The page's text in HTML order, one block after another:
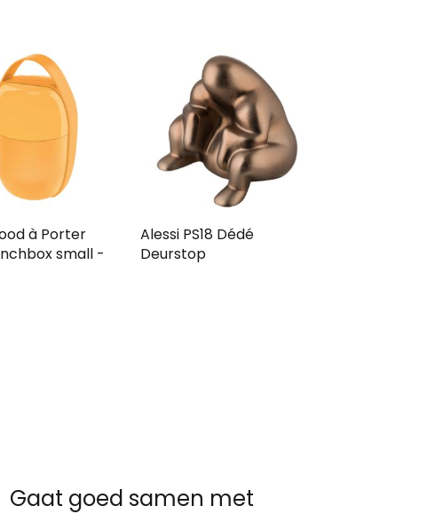
à Porter
small -
Alessi PS18 Dédé
Deurstop
Gaat goed samen met